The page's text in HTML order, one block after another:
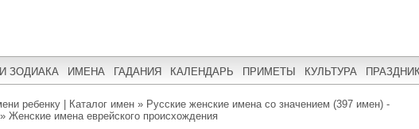
ЗОДИАКА ИМЕНА ГАДАНИЯ КАЛЕНДАРЬ ПРИМЕТЫ КУЛЬТУРА
ребенку | Каталог имен » Русские женские имена со значением (397 имен) -
» Женские имена еврейского происхождения